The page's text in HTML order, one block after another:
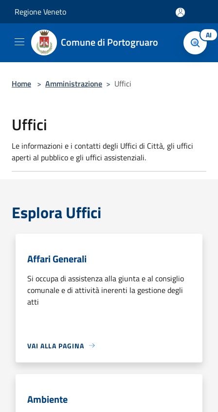
Regione Veneto
Comune di Portogruaro AI
Home > Amministrazione > Uffici
Uffici
Le informazioni e i contatti degli Uffici di Città, gli uffici
aperti al pubblico e gli uffici assistenziali.
Esplora Uffici
Affari Generali
Si occupa di assistenza alla giunta e al consiglio
comunale e di attività inerenti la gestione degli
atti
VAI ALLA PAGINA
Ambiente